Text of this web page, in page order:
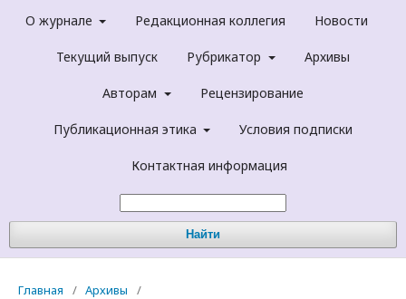
О журнале Редакционная коллегия Новости
Текущий выпуск Рубрикатор Архивы
Авторам Рецензирование
Публикационная этика Условия подписки
Контактная информация
Найти
Главная / Архивы
/